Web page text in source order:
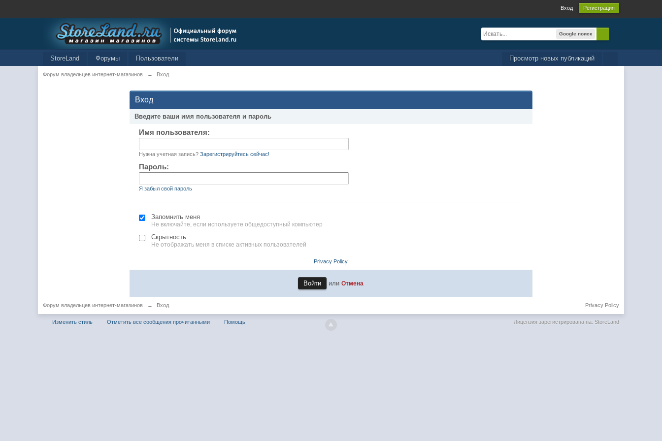
Вход Регистрация
Google поиск
Просмотр новых публикаций
StoreLand Форумы Пользователи
Форум владельцев интернет-магазинов → Вход
Вход
Введите ваши имя пользователя и пароль
Имя пользователя:
Нужна учетная запись? Зарегистрируйтесь сейчас!
Пароль:
Я забыл свой пароль
Запомнить меня
Не включайте, если используете общедоступный компьютер
Скрытность
Не отображать меня в списке активных пользователей
Privacy Policy
илиОтмена
Форум владельцев интернет-магазинов → Вход Privacy Policy
Изменить стиль Отметить все сообщения прочитанными Помощь Лицензия зарегистрирована на: StoreLand